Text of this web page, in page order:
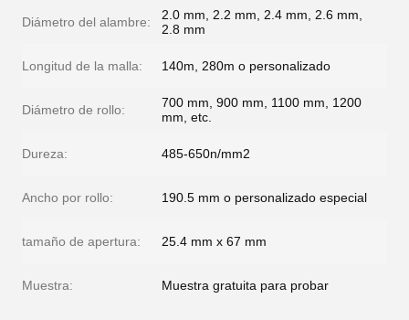
Diámetro del alambre:
2.0 mm, 2.2 mm, 2.4 mm, 2.6 mm,
2.8 mm
Longitud de la malla: 140m, 280m o personalizado
Diámetro de rollo:
700 mm, 900 mm, 1100 mm, 1200
mm, etc.
Dureza: 485-650n/mm2
Ancho por rollo: 190.5 mm o personalizado especial
tamaño de apertura: 25.4 mm x 67 mm
Muestra: Muestra gratuita para probar